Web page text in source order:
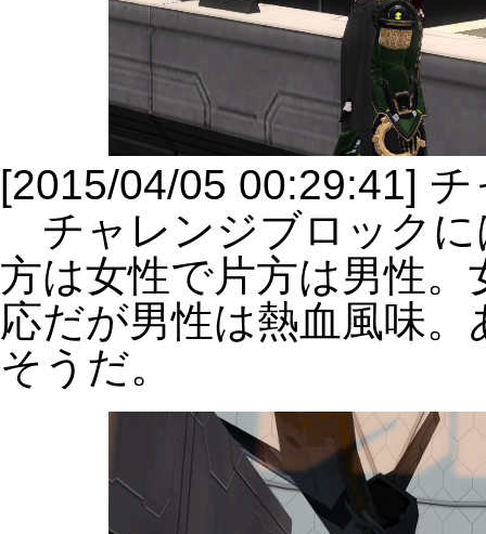
[2015/04/05 00:29:41]
チャレンジブロックに
方は女性で片方は男性
応だが男性は熱血風味
そうだ。